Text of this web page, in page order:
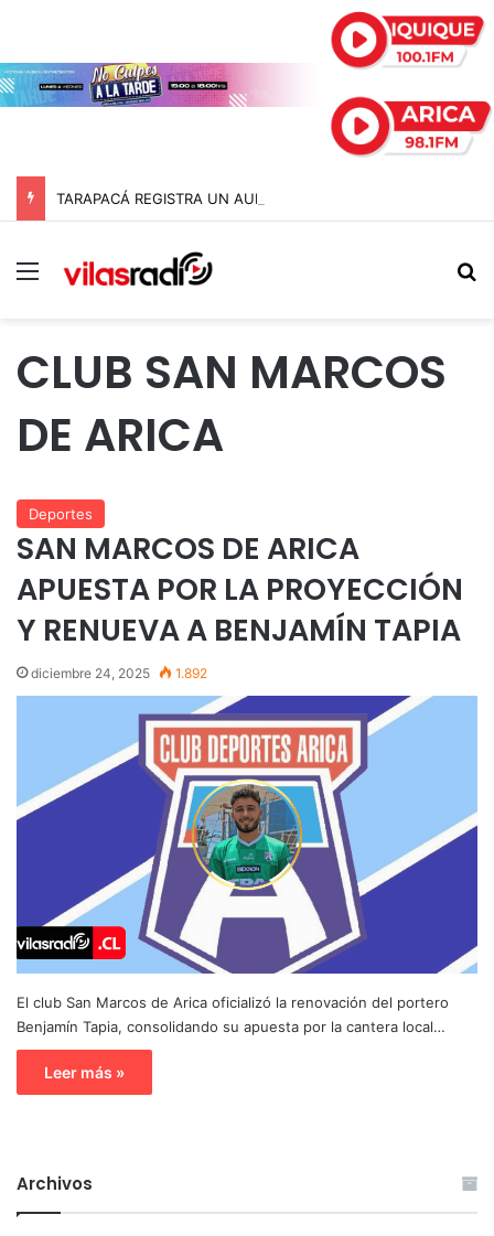
Menú
CLUB SAN MARCOS
DE ARICA
Deportes
SAN MARCOS DE ARICA
APUESTA POR LA PROYECCIÓN
Y RENUEVA A BENJAMÍN TAPIA
diciembre 24, 2025 1.892
El club San Marcos de Arica oficializó la renovación del portero
Benjamín Tapia, consolidando su apuesta por la cantera local…
Leer más »
Archivos